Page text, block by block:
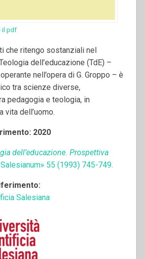
il pdf
che ritengo sostanziali nel
dell’educazione (TdE) –
nell’opera di G. Groppo – è
tra scienze diverse,
pedagogia e teologia, in
vita dell’uomo.
2020
dell’educazione. Prospettiva
55 (1993) 745-749.
Salesiana